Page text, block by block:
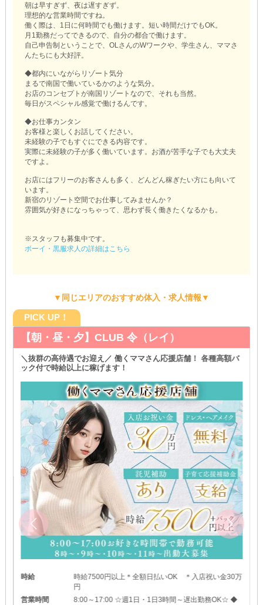
朝は早すぎず、夜は遅すぎず。
理想的な営業時間ですね。
働く際は、1日に何時間でも働けます。短い時間だけでもOK。
月1勤務だってできるので、自分の都合で働けます。
自己申告制ということで、OLさんのWワークや、学生さん、ママさ
んたちにも大好評。
◆都内にいながらリゾート気分
まるで南国で働いているかのような気分。
お店のコンセプトが南国リゾートなので、それも当然。
毎日がスペシャル感覚で働けるんです。
◆お仕事カンタン
お客様と楽しくお話してください。
未経験の子でもすぐにできる内容です。
実際に未経験の子が多く働いています。お酒が苦手な子でも大丈夫
ですよ。
お店にはフリーのお客さんも多く、どんどん稼ぎたい方にも向いて
います。
新宿のリゾート空間でお仕事してみませんか？
雰囲気が好きになっちゃって、思わず長く働きたくなるかも。
※スタッフも募集中です。
ボーイ・黒服求人の詳細はこちら
▼同じエリアのおすすめ体入・求人情報▼
PICK UP！
【朝・昼・夕】CLUB 令（レイ）
＼抜群の高待遇でお迎え／ 働くママさん応援店舗！ 各種高額バ
ック付で時給以上に稼げます！
時給
時給7500円以上＊全額日払いOK ＊入店祝い金30万
円
営業時間
8:00～17:00 ☆週1日・1日3時間～遅出勤務OK☆ ◆